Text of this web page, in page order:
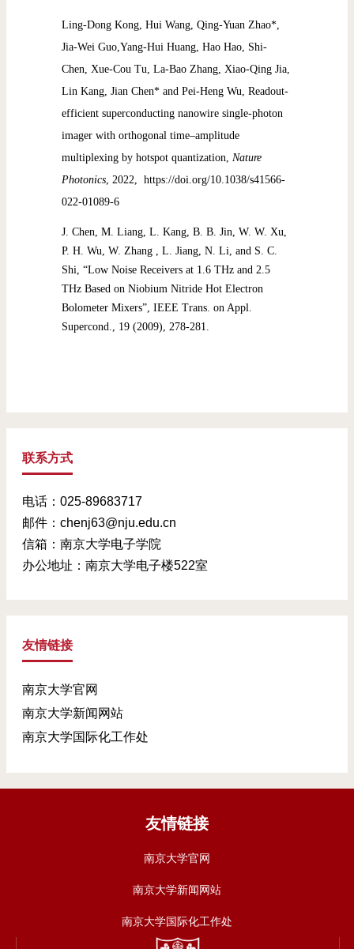
Ling-Dong Kong, Hui Wang, Qing-Yuan Zhao*,
Jia-Wei Guo,Yang-Hui Huang, Hao Hao, Shi-
Chen, Xue-Cou Tu, La-Bao Zhang, Xiao-Qing Jia,
Lin Kang, Jian Chen* and Pei-Heng Wu, Readout-
efficient superconducting nanowire single-photon
imager with orthogonal time–amplitude
multiplexing by hotspot quantization, Nature
Photonics, 2022, https://doi.org/10.1038/s41566-
022-01089-6
J. Chen, M. Liang, L. Kang, B. B. Jin, W. W. Xu,
P. H. Wu, W. Zhang , L. Jiang, N. Li, and S. C.
Shi, “Low Noise Receivers at 1.6 THz and 2.5
THz Based on Niobium Nitride Hot Electron
Bolometer Mixers”, IEEE Trans. on Appl.
Supercond., 19 (2009), 278-281.
联系方式
电话：025-89683717
邮件：chenj63@nju.edu.cn
信箱：南京大学电子学院
办公地址：南京大学电子楼522室
友情链接
南京大学官网
南京大学新闻网站
南京大学国际化工作处
友情链接
南京大学官网
南京大学新闻网站
南京大学国际化工作处